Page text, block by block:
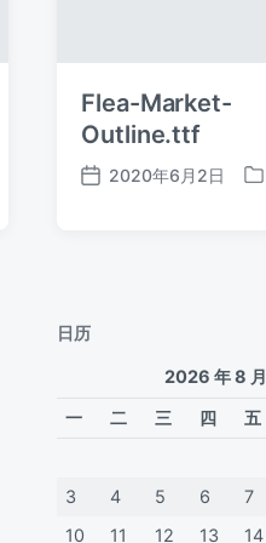
Flea-Market-
Outline.ttf
发
2020年6月2日
发
日历
2026 年 8 月
一
二 三 四 五
3
4 5 6 7
10
11 12 13 14